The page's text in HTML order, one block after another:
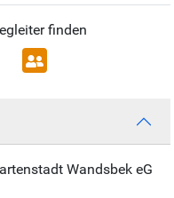
finden
Wandsbek eG